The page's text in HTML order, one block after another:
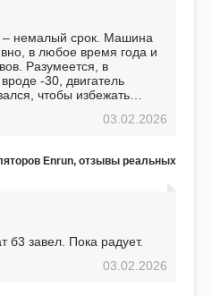
– немалый срок. Машина
в любое время года и
Разумеется, в
-30, двигатель
чтобы избежать
единой поломки,
он даже
модель.
03.02.2026
Enrun, отзывы реальных
б3 завел. Пока радует.
03.02.2026